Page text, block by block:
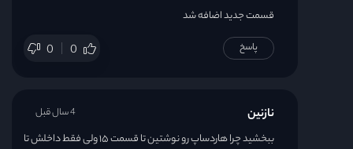
قسمت جدید اضافه شد
0 0 پاسخ
نازنین
ببخشید چرا هاردساپ رو نوشتین تا قسمت ۱۵ ولی فقط داخلش تا
4 سال قبل